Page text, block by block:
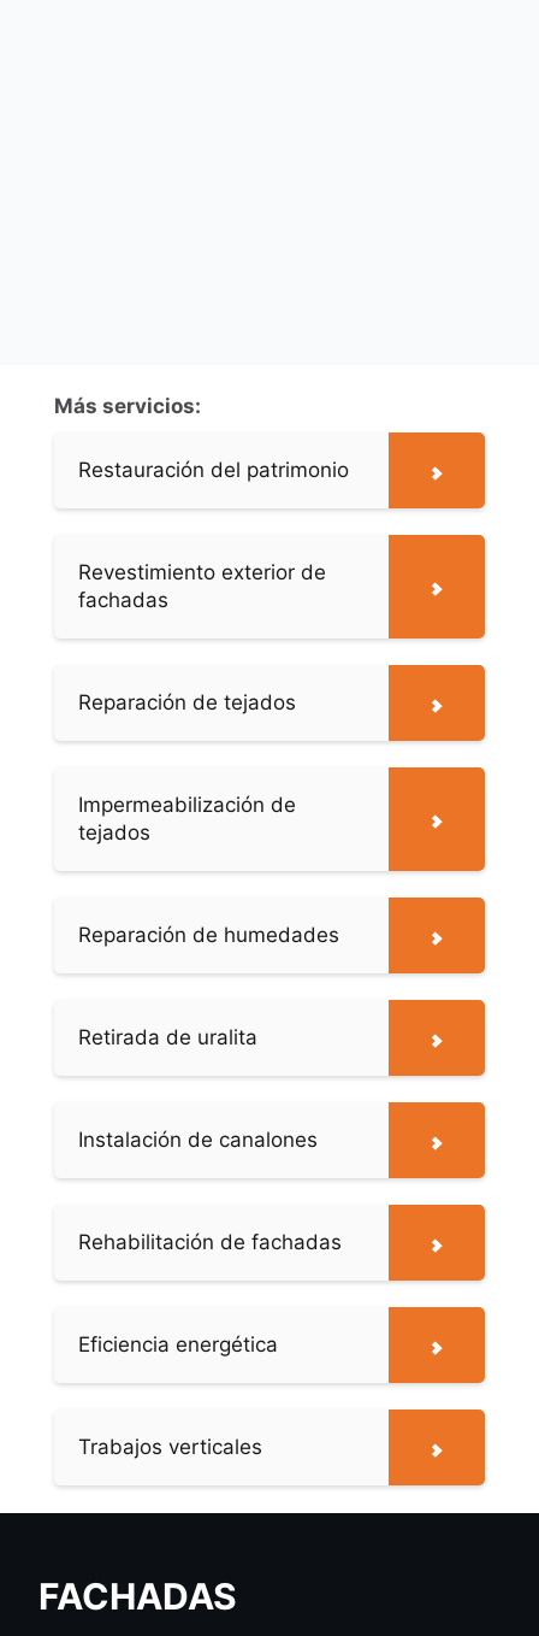
Más servicios:
Restauración del patrimonio
Revestimiento exterior de
fachadas
Reparación de tejados
Impermeabilización de
tejados
Reparación de humedades
Retirada de uralita
Instalación de canalones
Rehabilitación de fachadas
Eficiencia energética
Trabajos verticales
FACHADAS